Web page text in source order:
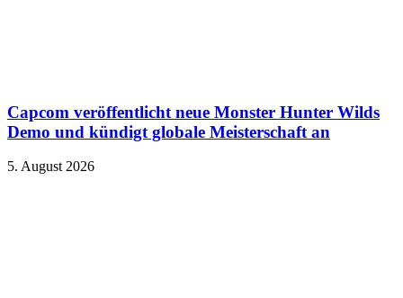
Capcom veröffentlicht neue Monster Hunter Wilds
Demo und kündigt globale Meisterschaft an
5. August 2026